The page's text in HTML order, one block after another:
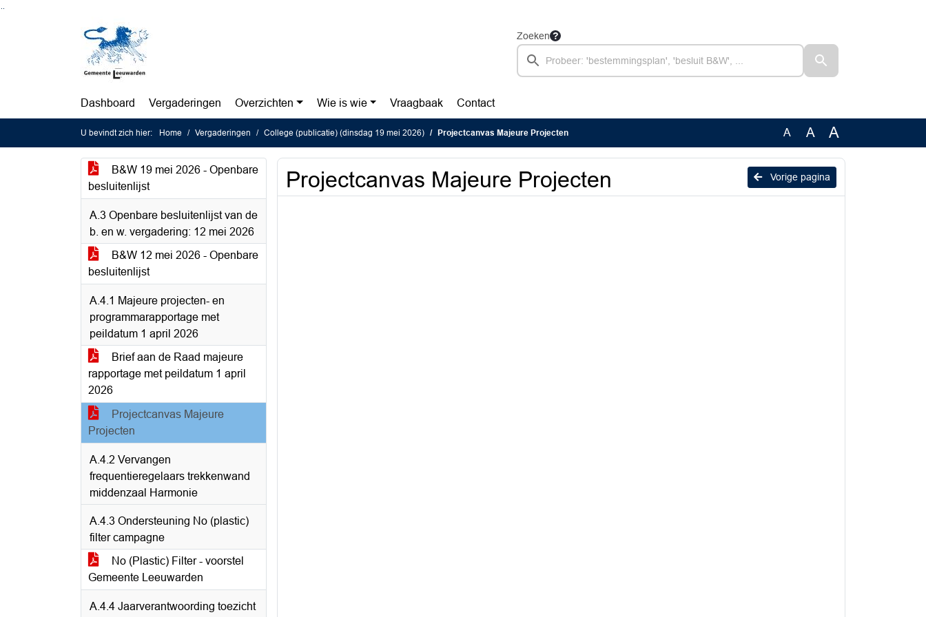
Zoeken
Dashboard Vergaderingen Overzichten Wie is wie Vraagbaak Contact
U bevindt zich hier: Home Vergaderingen College (publicatie) (dinsdag 19 mei 2026) Projectcanvas Majeure Projecten A A A
B&W 19 mei 2026 - Openbare
besluitenlijst
A.3 Openbare besluitenlijst van de
b. en w. vergadering: 12 mei 2026
B&W 12 mei 2026 - Openbare
besluitenlijst
A.4.1 Majeure projecten- en
programmarapportage met
peildatum 1 april 2026
Brief aan de Raad majeure
rapportage met peildatum 1 april
2026
Projectcanvas Majeure
Projecten
A.4.2 Vervangen
frequentieregelaars trekkenwand
middenzaal Harmonie
A.4.3 Ondersteuning No (plastic)
filter campagne
No (Plastic) Filter - voorstel
Gemeente Leeuwarden
A.4.4 Jaarverantwoording toezicht
Vorige pagina
Projectcanvas Majeure Projecten